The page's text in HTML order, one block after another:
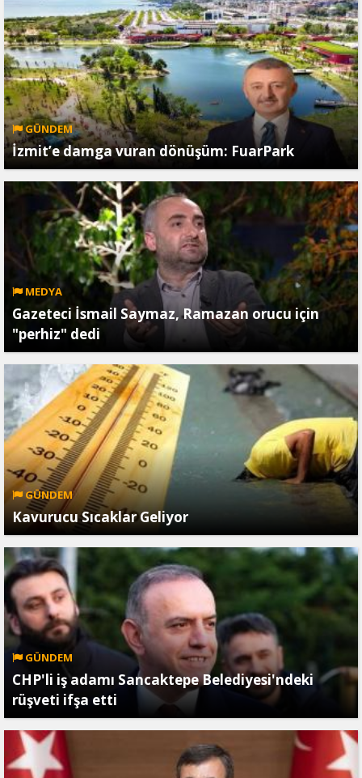
GÜNDEM
İzmit’e damga vuran dönüşüm: FuarPark
MEDYA
Gazeteci İsmail Saymaz, Ramazan orucu için
"perhiz" dedi
GÜNDEM
Kavurucu Sıcaklar Geliyor
GÜNDEM
CHP'li iş adamı Sancaktepe Belediyesi'ndeki
rüşveti ifşa etti